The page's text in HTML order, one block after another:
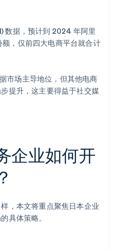
数据，预计到 2024 年阿里
，仅前四大电商平台就合计
市场主导地位，但其他电商
提升，这主要得益于社交媒
企业如何开
，本文将重点聚焦日本企业
具体策略。